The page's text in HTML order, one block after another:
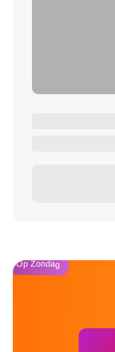
Op Zondag